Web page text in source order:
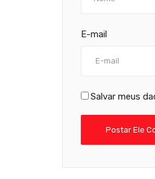
E-mail
Salvar meus